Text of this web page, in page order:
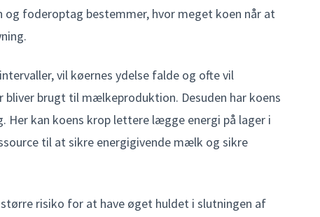
foderoptag bestemmer, hvor meget koen når at
vil køernes ydelse falde og ofte vil
brugt til mælkeproduktion. Desuden har koens
kan koens krop lettere lægge energi på lager i
til at sikre energigivende mælk og sikre
risiko for at have øget huldet i slutningen af